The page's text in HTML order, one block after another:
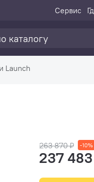
Сервис
Launch
263 870 ₽ -10%
237